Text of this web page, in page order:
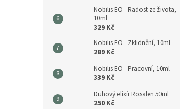
Nobilis EO - Radost ze života,
10ml
329 Kč
Nobilis EO - Zklidnění, 10ml
289 Kč
Nobilis EO - Pracovní, 10ml
339 Kč
Duhový elixír Rosalen 50ml
250 Kč